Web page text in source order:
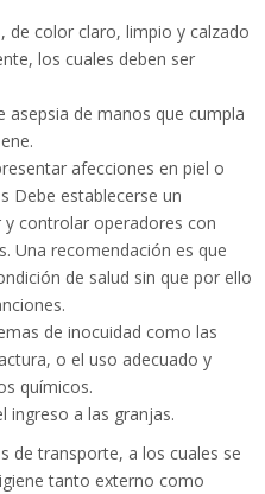
de color claro, limpio y calzado
los cuales deben ser
de manos que cumpla
afecciones en piel o
Debe establecerse un
controlar operadores con
Una recomendación es que
de salud sin que por ello
de inocuidad como las
o el uso adecuado y
químicos.
ingreso a las granjas.
de transporte, a los cuales se
tanto externo como